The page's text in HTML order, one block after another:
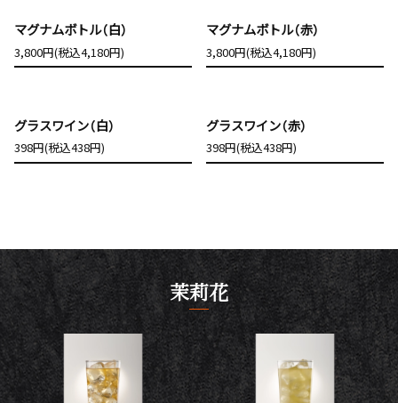
マグナムボトル（白）
3,800円(税込4,180円)
マグナムボトル（赤）
3,800円(税込4,180円)
グラスワイン（白）
398円(税込438円)
グラスワイン（赤）
398円(税込438円)
茉莉花